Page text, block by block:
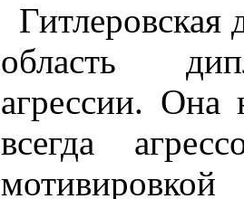
Гитлеровская
область
агрессии. Она
всегда